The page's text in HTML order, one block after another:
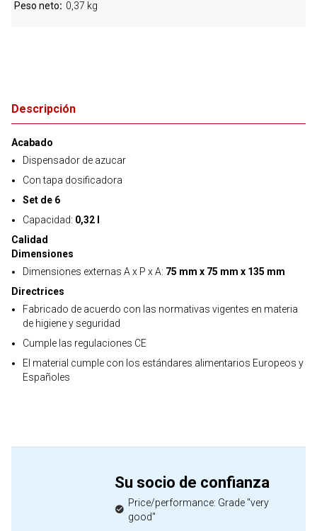
Descripción
Acabado
Dispensador de azucar
Con tapa dosificadora
Set de 6
Capacidad: 0,32 l
Calidad
Dimensiones
Dimensiones externas A x P x A: 75 mm x 75 mm x 135 mm
Directrices
Fabricado de acuerdo con las normativas vigentes en materia
de higiene y seguridad
Cumple las regulaciones CE
El material cumple con los estándares alimentarios Europeos y
Españoles
Peso neto 0,37 kg
Su socio de confianza
Price/performance: Grade "very
good"